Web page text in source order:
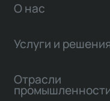
О нас
Услуги и
Отрасли